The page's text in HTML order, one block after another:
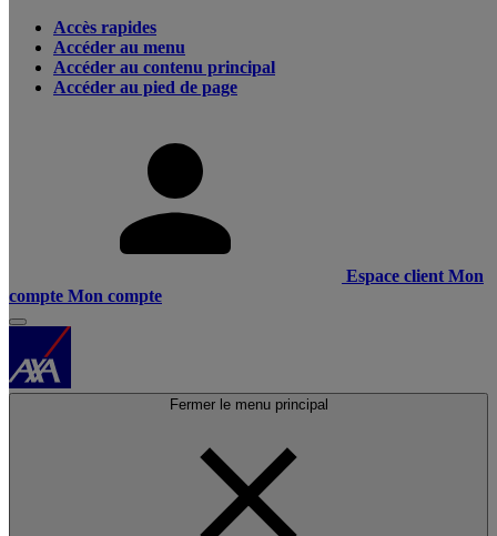
Accès rapides
Accéder au menu
Accéder au contenu principal
Accéder au pied de page
Espace client Mon
compte Mon compte
Fermer le menu principal